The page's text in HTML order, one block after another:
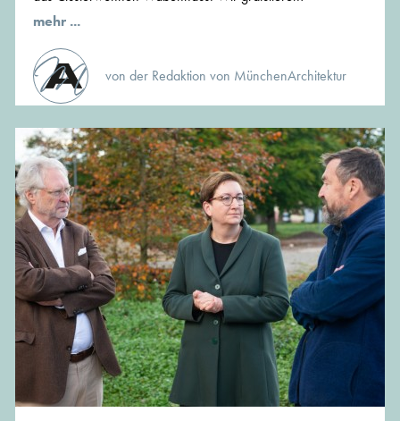
mehr ...
von der Redaktion von MünchenArchitektur